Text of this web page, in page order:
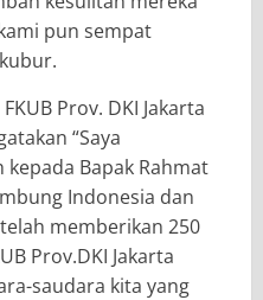
pun sempat
Prov. DKI Jakarta
“Saya
Bapak Rahmat
Indonesia dan
memberikan 250
Prov.DKI Jakarta
saudara kita yang